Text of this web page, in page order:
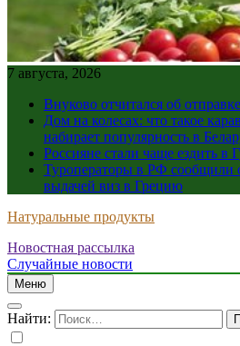
7 августа, 2026
Внуково отчитался об
Дом на колесах: что такое
набирает популярность в
Россияне стали чаще ездить в
Туроператоры в РФ сообщили
выдачей виз в Грецию
Натуральные продукты
Новостная рассылка
Случайные новости
Меню
Найти: